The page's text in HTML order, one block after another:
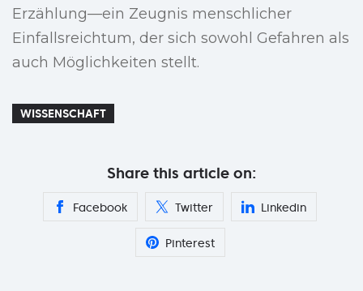
Erzählung—ein Zeugnis menschlicher
Einfallsreichtum, der sich sowohl Gefahren als
auch Möglichkeiten stellt.
WISSENSCHAFT
Share this article on:
Facebook Twitter Linkedin
Pinterest